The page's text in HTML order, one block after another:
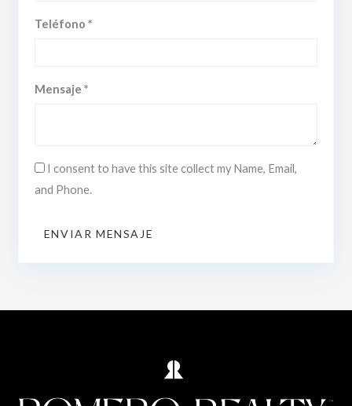
Teléfono *
Mensaje *
I consent to have this site collect my Name, Email,
and Phone.
ENVIAR MENSAJE